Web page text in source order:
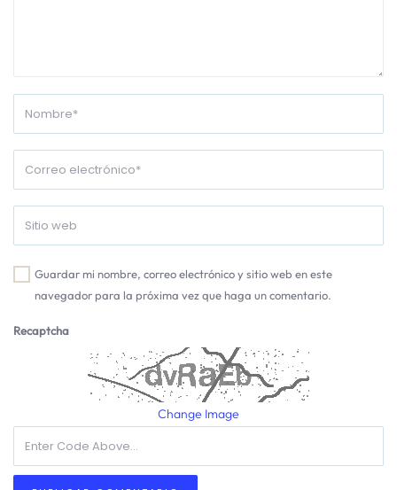
Guardar mi nombre, correo electrónico y sitio web en este
navegador para la próxima vez que haga un comentario.
Recaptcha
Change Image